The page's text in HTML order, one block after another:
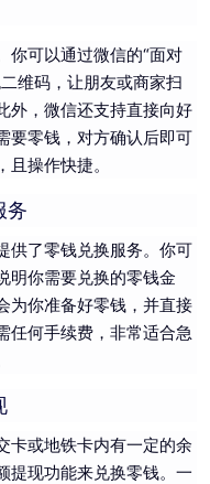
你可以通过微信的“面对
维码，让朋友或商家扫
外，微信还支持直接向好
要零钱，对方确认后即可
操作快捷。
务
供了零钱兑换服务。你可
明你需要兑换的零钱金
为你准备好零钱，并直接
任何手续费，非常适合急
卡或地铁卡内有一定的余
提现功能来兑换零钱。一